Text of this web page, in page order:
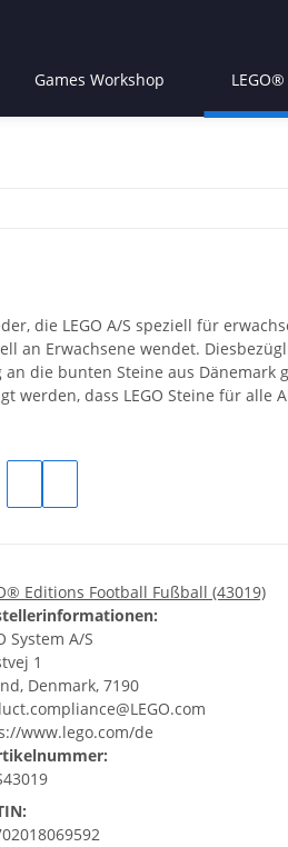
Games Workshop
die LEGO A/S speziell für
an Erwachsene wendet.
die bunten Steine aus Dänemark
werden, dass LEGO Steine für alle
Editions Football Fußball (43019)
System A/S
1
Denmark, 7190
www.lego.com/de